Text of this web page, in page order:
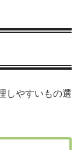
しやすいもの選